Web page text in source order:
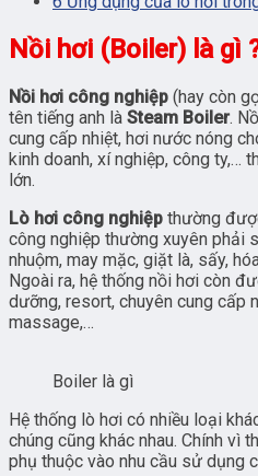
Nồi hơi (Boiler) là gì
Nồi hơi công nghiệp (hay còn
tên tiếng anh là Steam Boiler.
cung cấp nhiệt, hơi nước nóng
kinh doanh, xí nghiệp, công ty,…
lớn.
Lò hơi công nghiệp thường
công nghiệp thường xuyên phải
nhuộm, may mặc, giặt là, sấy,
Ngoài ra, hệ thống nồi hơi còn
dưỡng, resort, chuyên cung cấp
massage,…
Boiler là gì
Hệ thống lò hơi có nhiều loại
chúng cũng khác nhau. Chính vì
phụ thuộc vào nhu cầu sử dụng